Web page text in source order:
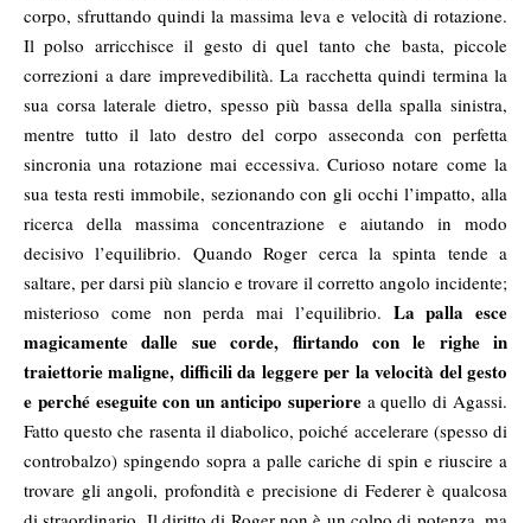
corpo, sfruttando quindi la massima leva e velocità di rotazione.
Il polso arricchisce il gesto di quel tanto che basta, piccole
correzioni a dare imprevedibilità. La racchetta quindi termina la
sua corsa laterale dietro, spesso più bassa della spalla sinistra,
mentre tutto il lato destro del corpo asseconda con perfetta
sincronia una rotazione mai eccessiva. Curioso notare come la
sua testa resti immobile, sezionando con gli occhi l’impatto, alla
ricerca della massima concentrazione e aiutando in modo
decisivo l’equilibrio. Quando Roger cerca la spinta tende a
saltare, per darsi più slancio e trovare il corretto angolo incidente;
misterioso come non perda mai l’equilibrio. La palla esce
magicamente dalle sue corde, flirtando con le righe in
traiettorie maligne, difficili da leggere per la velocità del gesto
e perché eseguite con un anticipo superiorea quello di Agassi.
Fatto questo che rasenta il diabolico, poiché accelerare (spesso di
controbalzo) spingendo sopra a palle cariche di spin e riuscire a
trovare gli angoli, profondità e precisione di Federer è qualcosa